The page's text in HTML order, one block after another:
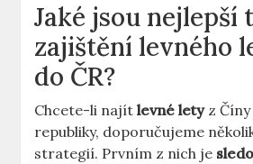
Jaké jsou nejlepší
zajištění ⁤levného
do ČR?
Chcete-li najítlevné letyz Číny
republiky, doporučujeme
strategií. Prvním z nich je